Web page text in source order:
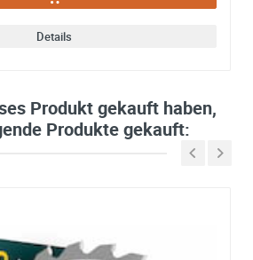
Details
Produkt gekauft haben,
Produkte gekauft: